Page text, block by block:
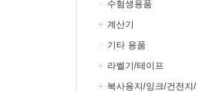
수험생용품
계산기
기타 용품
라벨기/테이프
복사용지/잉크/건전지/